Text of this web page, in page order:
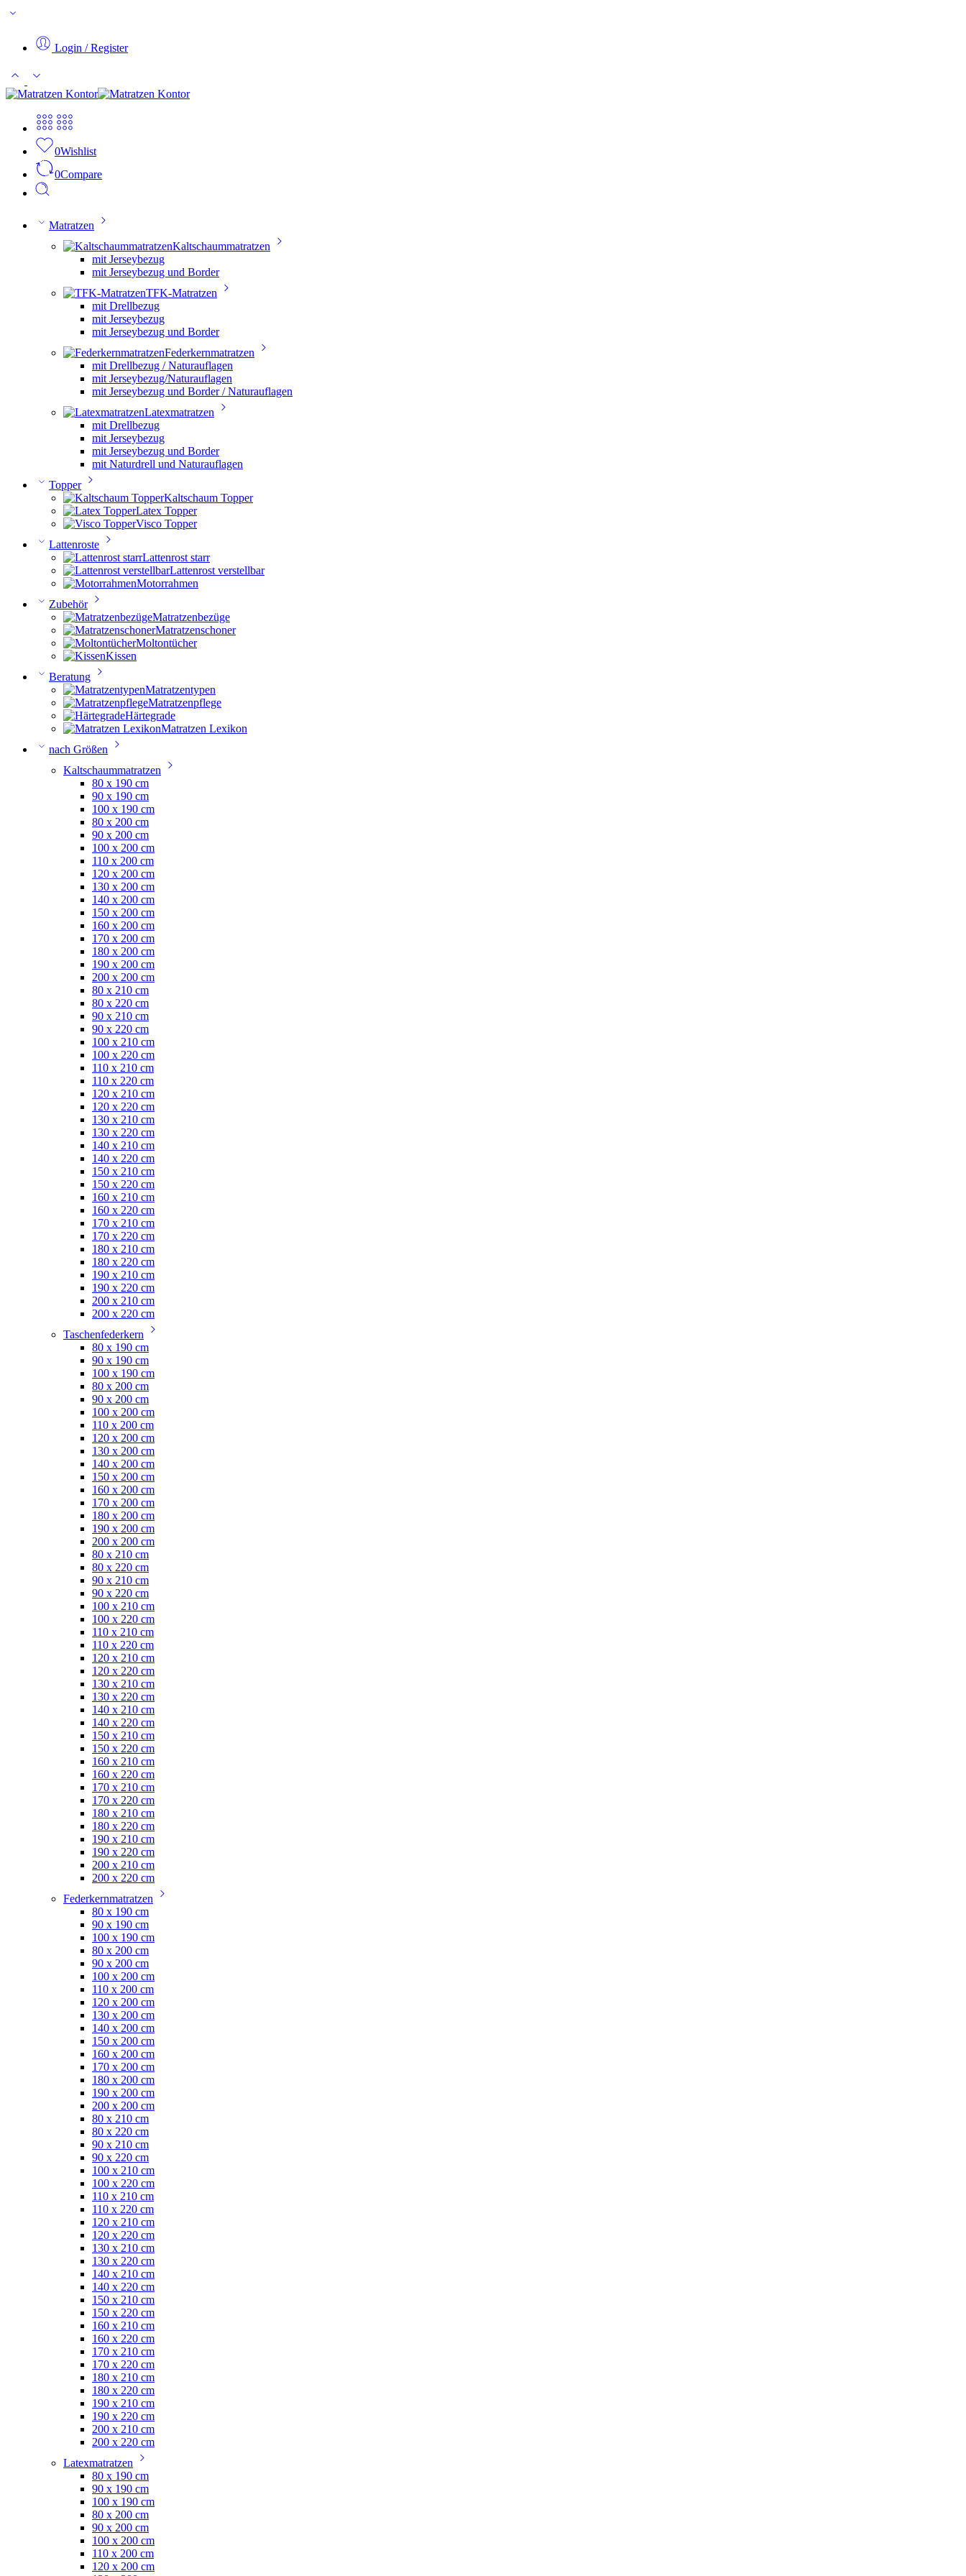
Login / Register
0Wishlist
0Compare
Matratzen
Kaltschaummatratzen
mit Jerseybezug
mit Jerseybezug und Border
TFK-Matratzen
mit Drellbezug
mit Jerseybezug
mit Jerseybezug und Border
Federkernmatratzen
mit Drellbezug / Naturauflagen
mit Jerseybezug/Naturauflagen
mit Jerseybezug und Border / Naturauflagen
Latexmatratzen
mit Drellbezug
mit Jerseybezug
mit Jerseybezug und Border
mit Naturdrell und Naturauflagen
Topper
Kaltschaum Topper
Latex Topper
Visco Topper
Lattenroste
Lattenrost starr
Lattenrost verstellbar
Motorrahmen
Zubehör
Matratzenbezüge
Matratzenschoner
Moltontücher
Kissen
Beratung
Matratzentypen
Matratzenpflege
Härtegrade
Matratzen Lexikon
nach Größen
Kaltschaummatratzen
80 x 190 cm
90 x 190 cm
100 x 190 cm
80 x 200 cm
90 x 200 cm
100 x 200 cm
110 x 200 cm
120 x 200 cm
130 x 200 cm
140 x 200 cm
150 x 200 cm
160 x 200 cm
170 x 200 cm
180 x 200 cm
190 x 200 cm
200 x 200 cm
80 x 210 cm
80 x 220 cm
90 x 210 cm
90 x 220 cm
100 x 210 cm
100 x 220 cm
110 x 210 cm
110 x 220 cm
120 x 210 cm
120 x 220 cm
130 x 210 cm
130 x 220 cm
140 x 210 cm
140 x 220 cm
150 x 210 cm
150 x 220 cm
160 x 210 cm
160 x 220 cm
170 x 210 cm
170 x 220 cm
180 x 210 cm
180 x 220 cm
190 x 210 cm
190 x 220 cm
200 x 210 cm
200 x 220 cm
Taschenfederkern
80 x 190 cm
90 x 190 cm
100 x 190 cm
80 x 200 cm
90 x 200 cm
100 x 200 cm
110 x 200 cm
120 x 200 cm
130 x 200 cm
140 x 200 cm
150 x 200 cm
160 x 200 cm
170 x 200 cm
180 x 200 cm
190 x 200 cm
200 x 200 cm
80 x 210 cm
80 x 220 cm
90 x 210 cm
90 x 220 cm
100 x 210 cm
100 x 220 cm
110 x 210 cm
110 x 220 cm
120 x 210 cm
120 x 220 cm
130 x 210 cm
130 x 220 cm
140 x 210 cm
140 x 220 cm
150 x 210 cm
150 x 220 cm
160 x 210 cm
160 x 220 cm
170 x 210 cm
170 x 220 cm
180 x 210 cm
180 x 220 cm
190 x 210 cm
190 x 220 cm
200 x 210 cm
200 x 220 cm
Federkernmatratzen
80 x 190 cm
90 x 190 cm
100 x 190 cm
80 x 200 cm
90 x 200 cm
100 x 200 cm
110 x 200 cm
120 x 200 cm
130 x 200 cm
140 x 200 cm
150 x 200 cm
160 x 200 cm
170 x 200 cm
180 x 200 cm
190 x 200 cm
200 x 200 cm
80 x 210 cm
80 x 220 cm
90 x 210 cm
90 x 220 cm
100 x 210 cm
100 x 220 cm
110 x 210 cm
110 x 220 cm
120 x 210 cm
120 x 220 cm
130 x 210 cm
130 x 220 cm
140 x 210 cm
140 x 220 cm
150 x 210 cm
150 x 220 cm
160 x 210 cm
160 x 220 cm
170 x 210 cm
170 x 220 cm
180 x 210 cm
180 x 220 cm
190 x 210 cm
190 x 220 cm
200 x 210 cm
200 x 220 cm
Latexmatratzen
80 x 190 cm
90 x 190 cm
100 x 190 cm
80 x 200 cm
90 x 200 cm
100 x 200 cm
110 x 200 cm
120 x 200 cm